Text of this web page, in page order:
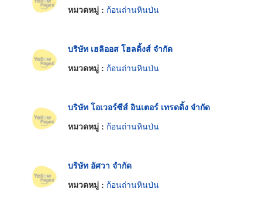
หมวดหมู่ : ก้อนถ่านหินป่น
บริษัท เฮลิออส โฮลดิ้งส์ จำกัด
หมวดหมู่ : ก้อนถ่านหินป่น
บริษัท โอเวอร์ซีส์ อินเตอร์ เทรดดิ้ง จำกัด
หมวดหมู่ : ก้อนถ่านหินป่น
บริษัท อัศวา จำกัด
หมวดหมู่ : ก้อนถ่านหินป่น